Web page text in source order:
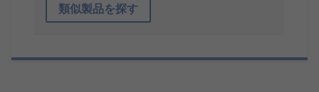
類似製品を探す